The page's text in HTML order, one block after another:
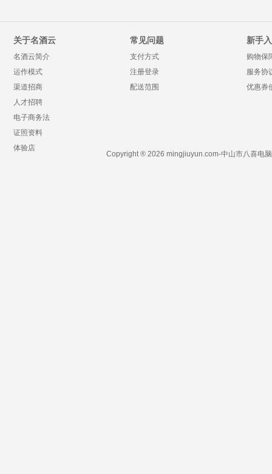
关于名酒云
名酒云简介
运作模式
渠道招商
人才招聘
电子商务法
证照资料
体验店
常见问题
支付方式
注册登录
配送范围
新手
购物保
服务协
优惠券
Copyright ® 2026 mingjiuyun.com-中山市八喜电